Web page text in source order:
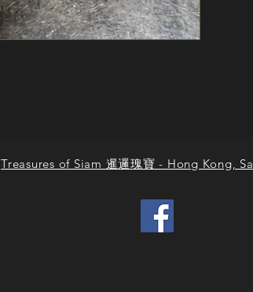
Treasures of Siam 暹邏瑰寶 - Hong Kong,